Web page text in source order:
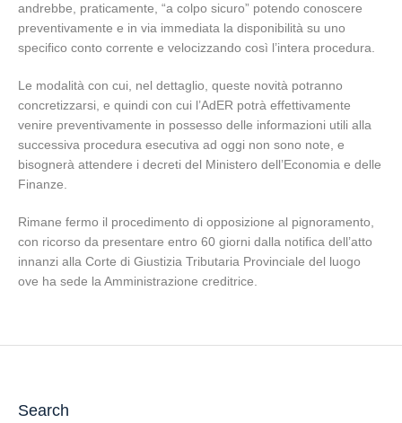
andrebbe, praticamente, “a colpo sicuro” potendo conoscere
preventivamente e in via immediata la disponibilità su uno
specifico conto corrente e velocizzando così l’intera procedura.
Le modalità con cui, nel dettaglio, queste novità potranno
concretizzarsi, e quindi con cui l’AdER potrà effettivamente
venire preventivamente in possesso delle informazioni utili alla
successiva procedura esecutiva ad oggi non sono note, e
bisognerà attendere i decreti del Ministero dell’Economia e delle
Finanze.
Rimane fermo il procedimento di opposizione al pignoramento,
con ricorso da presentare entro 60 giorni dalla notifica dell’atto
innanzi alla Corte di Giustizia Tributaria Provinciale del luogo
ove ha sede la Amministrazione creditrice.
Search